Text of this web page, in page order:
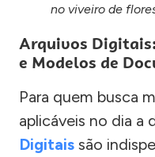
no viveiro de
Arquivos
e Modelos de
Para quem busca
aplicáveis no dia a
Digitais são